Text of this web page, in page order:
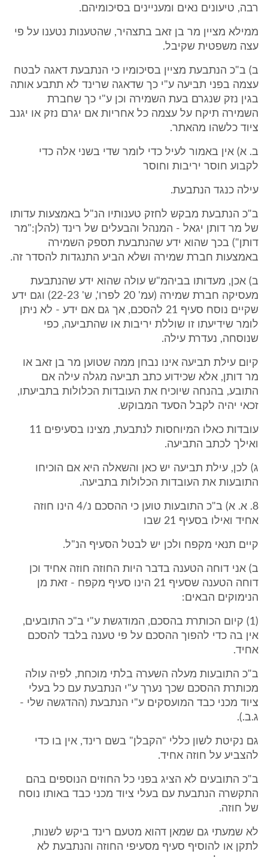
רבה, טיעונים נאים ומעניינים בסיכומיהם.
ממילא מציין מר בן זאב בתצהיר, שהטענות נטענו על פי
עצה משפטית שקיבל.
ב) ב"כ הנתבעת מציין בסיכומיו כי הנתבעת דאגה לבטח
עצמה בפני תביעה ע"י כך שדאגה שרינד לא תתבע אותה
בגין נזק שנגרם בעת השמירה וכן ע"י כך שחברת
השמירה תיקח על עצמה כל אחריות אם יגרם נזק או יגנב
ציוד כלשהו מהאתר.
ב. א) אין באמור לעיל כדי לומר שדי בשני אלה כדי
לקבוע חוסר יריבות וחוסר
עילה כנגד הנתבעת.
ב"כ הנתבעת מבקש לחזק טענותיו הנ"ל באמצעות עדותו
של מר דותן יגאל - המנהל והבעלים של רינד (להלן:"מר
דותן") בכך שהוא ידע שהנתבעת תספק השמירה
באמצעות חברת שמירה ושלא הביע התנגדות להסדר זה.
ב) אכן, מעדותו בביהמ"ש עולה שהוא ידע שהנתבעת
מעסיקה חברת שמירה (עמ' 20 לפרו', ש' 22-23) וגם ידע
שקיים נוסח סעיף 21 להסכם, אך גם אם ידע - לא ניתן
לומר שידיעתו זו שוללת יריבות או שהתביעה, כפי
שנוסחה, נעדרת עילה.
קיום עילת תביעה אינו נבחן ממה שטוען מר בן זאב או
מר דותן, אלא שכידוע כתב תביעה מגלה עילה אם
התובע, בהנחה שיוכיח את העובדות הכלולות בתביעתו,
זכאי יהיה לקבל הסעד המבוקש.
עובדות כאלו המיוחסות לנתבעת, מצינו בסעיפים 11
ואילך לכתב התביעה.
ג) לכן, עילת תביעה יש כאן והשאלה היא אם הוכיחו
התובעות את העובדות הכלולות בתביעה.
8. א. א) ב"כ התובעות טוען כי ההסכם נ/4 הינו חוזה
אחיד ואילו בסעיף 21 שבו
קיים תנאי מקפח ולכן יש לבטל הסעיף הנ"ל.
ב) אני דוחה הטענה בדבר היות החוזה חוזה אחיד וכן
דוחה הטענה שסעיף 21 הינו סעיף מקפח - זאת מן
הנימוקים הבאים:
(1) קיום הכותרת בהסכם, המודגשת ע"י ב"כ התובעים,
אין בה כדי להפוך ההסכם על פי טענה בלבד להסכם
אחיד.
ב"כ התובעות מעלה השערה בלתי מוכחת, לפיה עולה
מכותרת ההסכם שכך נערך ע"י הנתבעת עם כל בעלי
ציוד מכני כבד המועסקים ע"י הנתבעת (ההדגשה שלי -
ג.ב.).
גם נקיטת לשון כללי "הקבלן" בשם רינד, אין בו כדי
להצביע על חוזה אחיד.
ב"כ התובעים לא הציג בפני כל החוזים הנוספים בהם
התקשרה הנתבעת עם בעלי ציוד מכני כבד באותו נוסח
של חוזה.
לא שמעתי גם שמאן דהוא מטעם רינד ביקש לשנות,
לתקן או להוסיף סעיף מסעיפי החוזה והנתבעת לא